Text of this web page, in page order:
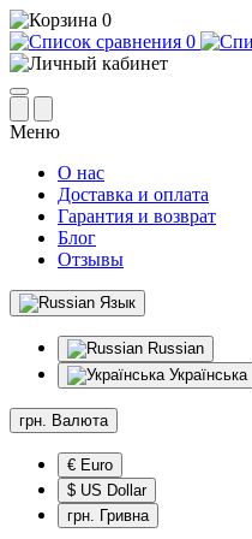
0
0
Меню
О нас
Доставка и оплата
Гарантия и возврат
Блог
Отзывы
Язык
Russian
Українська
грн. Валюта
€ Euro
$ US Dollar
грн. Гривна